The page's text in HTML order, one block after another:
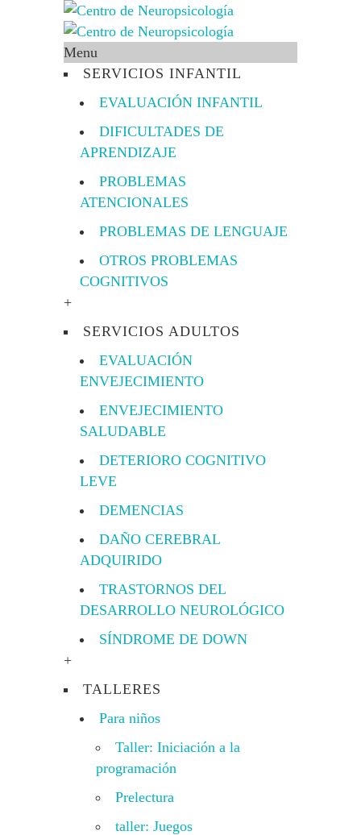
Menu
SERVICIOS INFANTIL
EVALUACIÓN INFANTIL
DIFICULTADES DE
APRENDIZAJE
PROBLEMAS
ATENCIONALES
PROBLEMAS DE LENGUAJE
OTROS PROBLEMAS
COGNITIVOS
+
SERVICIOS ADULTOS
EVALUACIÓN
ENVEJECIMIENTO
ENVEJECIMIENTO
SALUDABLE
DETERIORO COGNITIVO
LEVE
DEMENCIAS
DAÑO CEREBRAL
ADQUIRIDO
TRASTORNOS DEL
DESARROLLO NEUROLÓGICO
SÍNDROME DE DOWN
+
TALLERES
Para niños
Taller: Iniciación a la
programación
Prelectura
taller: Juegos